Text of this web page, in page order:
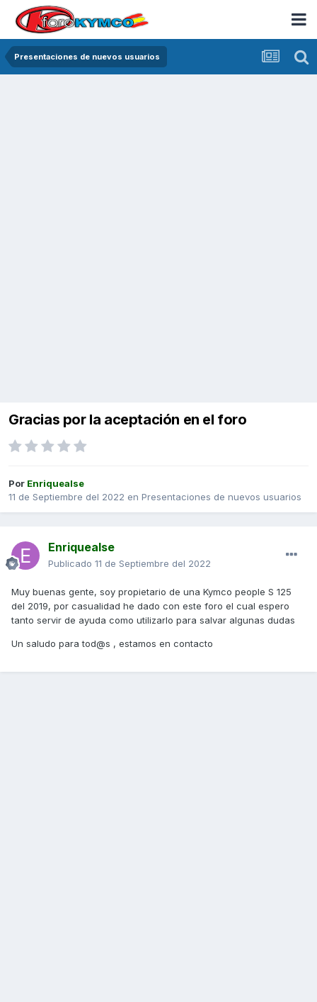
Presentaciones de nuevos usuarios
Gracias por la aceptación en el foro
Por Enriquealse
11 de Septiembre del 2022 en Presentaciones de nuevos usuarios
Enriquealse
Publicado 11 de Septiembre del 2022
Muy buenas gente, soy propietario de una Kymco people S 125
del 2019, por casualidad he dado con este foro el cual espero
tanto servir de ayuda como utilizarlo para salvar algunas dudas
Un saludo para tod@s , estamos en contacto